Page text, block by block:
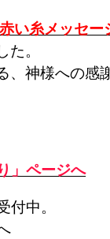
赤い糸メッセー
。
、神様への感
」ページへ
付中。